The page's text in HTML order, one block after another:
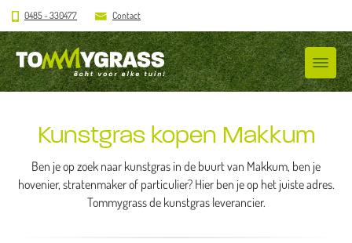
0485 - 330477 Contact
Kunstgras kopen Makkum
Ben je op zoek naar kunstgras in de buurt van Makkum, ben je
hovenier, stratenmaker of particulier? Hier ben je op het juiste adres.
Tommygrass de kunstgras leverancier.